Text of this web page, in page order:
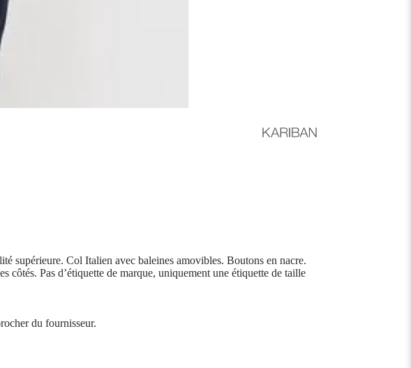
supérieure. Col Italien avec baleines amovibles. Boutons en nacre.
côtés. Pas d’étiquette de marque, uniquement une étiquette de taille
du fournisseur.